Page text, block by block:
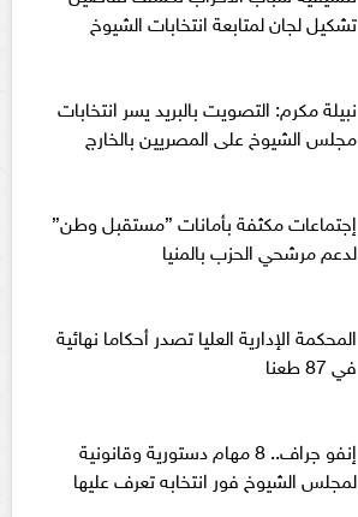
تشكيل لجان لمتابعة انتخابات الشيوخ
نبيلة مكرم: التصويت بالبريد يسر انتخابات
مجلس الشيوخ على المصريين بالخارج
إجتماعات مكثفة بأمانات ”مستقبل وطن”
لدعم مرشحي الحزب بالمنيا
المحكمة الإدارية العليا تصدر أحكاما نهائية
في 87 طعنا
إنفو جراف.. 8 مهام دستورية وقانونية
لمجلس الشيوخ فور انتخابه تعرف عليها